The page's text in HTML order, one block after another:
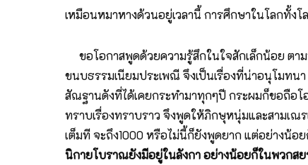
เหมือนหมาหางด้วนอยู่เวลานี้ การศึกษาในโลกทั้ง
ขอโอกาสพูดด้วยความรู้สึกในใจสักเล็กน้อย ตา
ขนบธรรมเนียมประเพณี จึงเป็นเรื่องที่น่าอนุโมท
สัณฐานดังที่ได้เคยกระทำมาทุกๆปี กระผมก็ขอถือ
ทราบเรื่องทราบราว จึงพูดให้ภิกษุหนุ่มและสามเณ
เต็มที จะถึง1000 หรือไม่นี้ก็ยังพูดยาก แต่อย่างน้อ
นิกายโบราณยังมีอยู่ในลังกา อย่างน้อยก็ในพวกสย